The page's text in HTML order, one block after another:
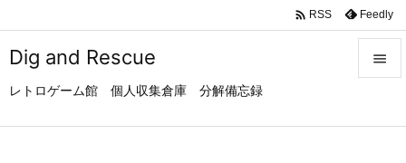
Dig and Rescue
レトロゲーム館 個人収集倉庫 分解備忘録

 RSS Feedly